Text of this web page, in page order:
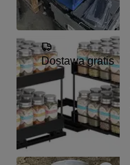
Dostawa gratis